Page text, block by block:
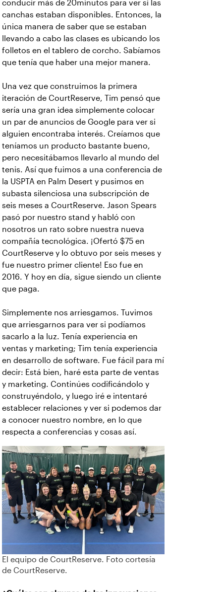
conducir más de 20minutos para ver si las
canchas estaban disponibles. Entonces, la
única manera de saber que se estaban
llevando a cabo las clases es ubicando los
folletos en el tablero de corcho. Sabíamos
que tenía que haber una mejor manera.
Una vez que construimos la primera
iteración de CourtReserve, Tim pensó que
sería una gran idea simplemente colocar
un par de anuncios de Google para ver si
alguien encontraba interés. Creíamos que
teníamos un producto bastante bueno,
pero necesitábamos llevarlo al mundo del
tenis. Así que fuimos a una conferencia de
la USPTA en Palm Desert y pusimos en
subasta silenciosa una subscripción de
seis meses a CourtReserve. Jason Spears
pasó por nuestro stand y habló con
nosotros un rato sobre nuestra nueva
compañía tecnológica. ¡Ofertó $75 en
CourtReserve y lo obtuvo por seis meses y
fue nuestro primer cliente! Eso fue en
2016. Y hoy en día, sigue siendo un cliente
que paga.
Simplemente nos arriesgamos. Tuvimos
que arriesgarnos para ver si podíamos
sacarlo a la luz. Tenía experiencia en
ventas y marketing; Tim tenía experiencia
en desarrollo de software. Fue fácil para mí
decir: Está bien, haré esta parte de ventas
y marketing. Continúes codificándolo y
construyéndolo, y luego iré e intentaré
establecer relaciones y ver si podemos dar
a conocer nuestro nombre, en lo que
respecta a conferencias y cosas así.
El equipo de CourtReserve. Foto cortesía
de CourtReserve.